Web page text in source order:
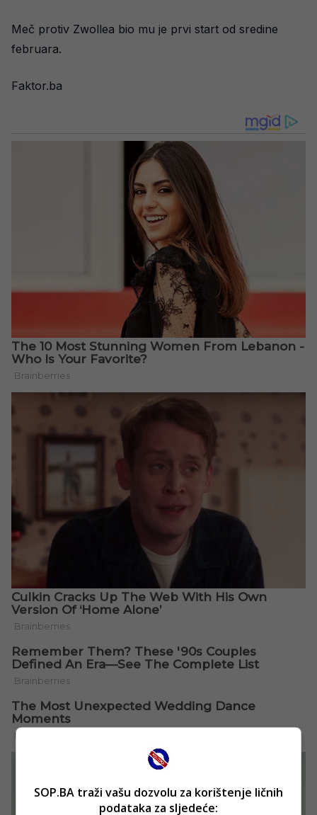
Meč protiv Zwollea bio mu je prvi start od sredine
februara.
Faktor.ba
SOP.BA traži vašu dozvolu za korištenje ličnih
podataka za sljedeće: